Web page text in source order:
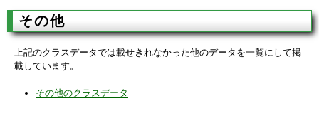
その他
上記のクラスデータでは載せきれなかった他のデータを一覧にして掲
載しています。
その他のクラスデータ